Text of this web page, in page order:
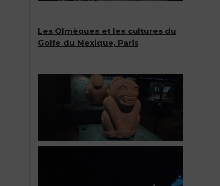
Les Olmèques et les cultures du
Golfe du Mexique, Paris